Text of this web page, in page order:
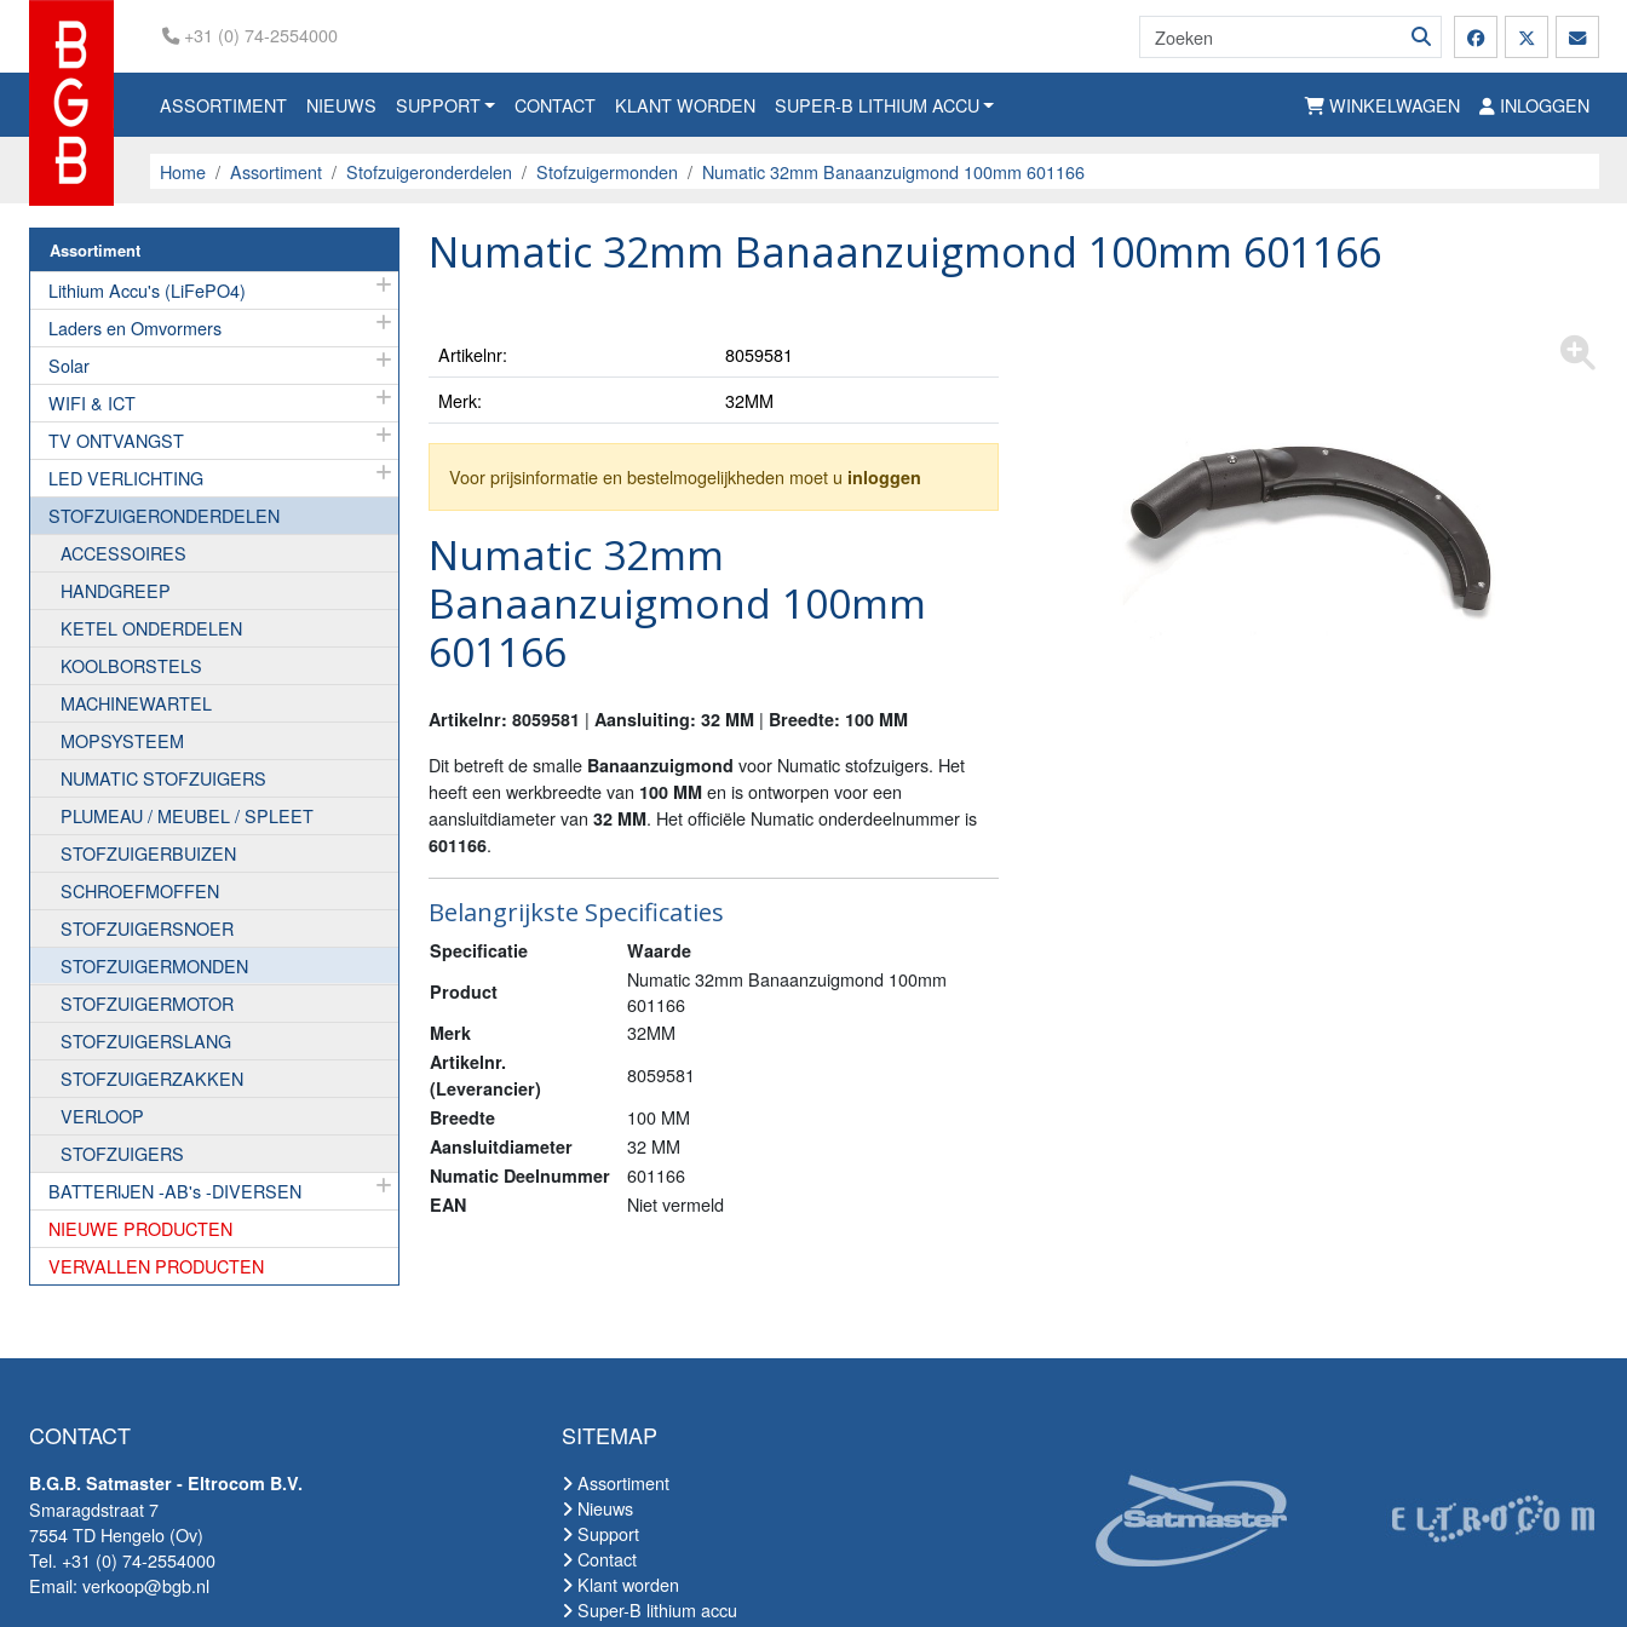
+31 (0) 74-2554000
ASSORTIMENT NIEUWS SUPPORT CONTACT KLANT WORDEN SUPER-B LITHIUM ACCU WINKELWAGEN INLOGGEN
Home Assortiment Stofzuigeronderdelen Stofzuigermonden Numatic 32mm Banaanzuigmond 100mm 601166
Assortiment
Lithium Accu's (LiFePO4)
Laders en Omvormers
Solar
WIFI & ICT
TV ONTVANGST
LED VERLICHTING
STOFZUIGERONDERDELEN
ACCESSOIRES
HANDGREEP
KETEL ONDERDELEN
KOOLBORSTELS
MACHINEWARTEL
MOPSYSTEEM
NUMATIC STOFZUIGERS
PLUMEAU / MEUBEL / SPLEET
STOFZUIGERBUIZEN
SCHROEFMOFFEN
STOFZUIGERSNOER
STOFZUIGERMONDEN
STOFZUIGERMOTOR
STOFZUIGERSLANG
STOFZUIGERZAKKEN
VERLOOP
STOFZUIGERS
BATTERIJEN -AB's -DIVERSEN
NIEUWE PRODUCTEN
VERVALLEN PRODUCTEN
Numatic 32mm Banaanzuigmond 100mm 601166
Artikelnr:
8059581
Merk:
32MM
Voor prijsinformatie en bestelmogelijkheden moet u inloggen
Numatic 32mm
Banaanzuigmond 100mm
601166
Artikelnr: 8059581 | Aansluiting: 32 MM| Breedte: 100 MM
Dit betreft de smalle Banaanzuigmond voor Numatic stofzuigers. Het
heeft een werkbreedte van 100 MMen is ontworpen voor een
aansluitdiameter van 32 MM. Het officiële Numatic onderdeelnummer is
601166.
Belangrijkste Specificaties
Specificatie
Waarde
Product
Numatic 32mm Banaanzuigmond 100mm
601166
Merk 32MM
Artikelnr.
(Leverancier)
8059581
Breedte 100 MM
Aansluitdiameter 32 MM
Numatic Deelnummer 601166
EAN Niet vermeld
CONTACT
B.G.B. Satmaster - Eltrocom B.V.
Smaragdstraat 7
7554 TD Hengelo (Ov)
Tel. +31 (0) 74-2554000
Email: verkoop@bgb.nl
SITEMAP
Assortiment
Nieuws
Support
Contact
Klant worden
Super-B lithium accu